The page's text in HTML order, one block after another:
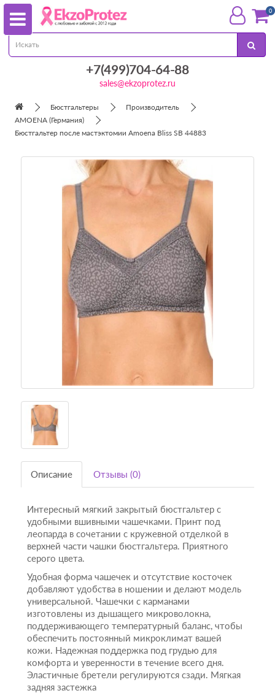
+7(499)704-64-88
sales@ekzoprotez.ru
0
Бюстгальтеры
Производитель
AMOENA (Германия)
Бюстгальтер после мастэктомии Amoena Bliss SB 44883
Описание Отзывы (0)
Интересный мягкий закрытый бюстгальтер с
удобными вшивными чашечками. Принт под
леопарда в сочетании с кружевной отделкой в ​​
верхней части чашки бюстгальтера. Приятного
серого цвета.
Удобная форма чашечек и отсутствие косточек
добавляют удобства в ношении и делают модель
универсальной. Чашечки с карманами
изготовлены из дышащего микроволокна,
поддерживающего температурный баланс, чтобы
обеспечить постоянный микроклимат вашей
кожи. Надежная поддержка под грудью для
комфорта и уверенности в течение всего дня.
Эластичные бретели регулируются сзади. Мягкая
задняя застежка